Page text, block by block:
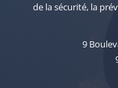
de la sécurité, la
9